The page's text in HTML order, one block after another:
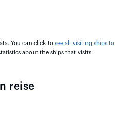
You can click tosee all visiting ships to
about the ships that visits
reise